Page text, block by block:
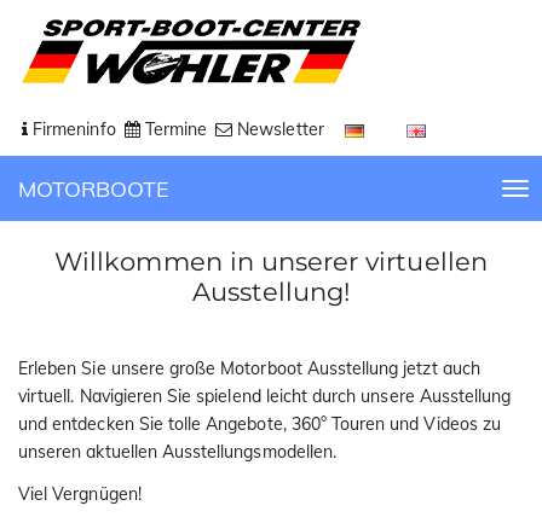
Firmeninfo Termine Newsletter
MOTORBOOTE
T
o
Willkommen in unserer virtuellen
Ausstellung!
Erleben Sie unsere große Motorboot Ausstellung jetzt auch
virtuell. Navigieren Sie spielend leicht durch unsere Ausstellung
und entdecken Sie tolle Angebote, 360° Touren und Videos zu
unseren aktuellen Ausstellungsmodellen.
Viel Vergnügen!